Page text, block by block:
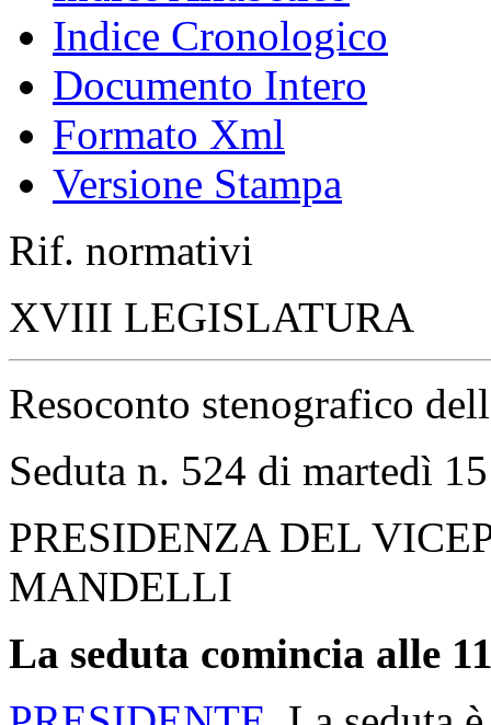
Indice Cronologico
Documento Intero
Formato Xml
Versione Stampa
Rif. normativi
XVIII LEGISLATURA
Resoconto stenografico
Seduta n. 524 di martedì
PRESIDENZA DEL
MANDELLI
La seduta comincia alle